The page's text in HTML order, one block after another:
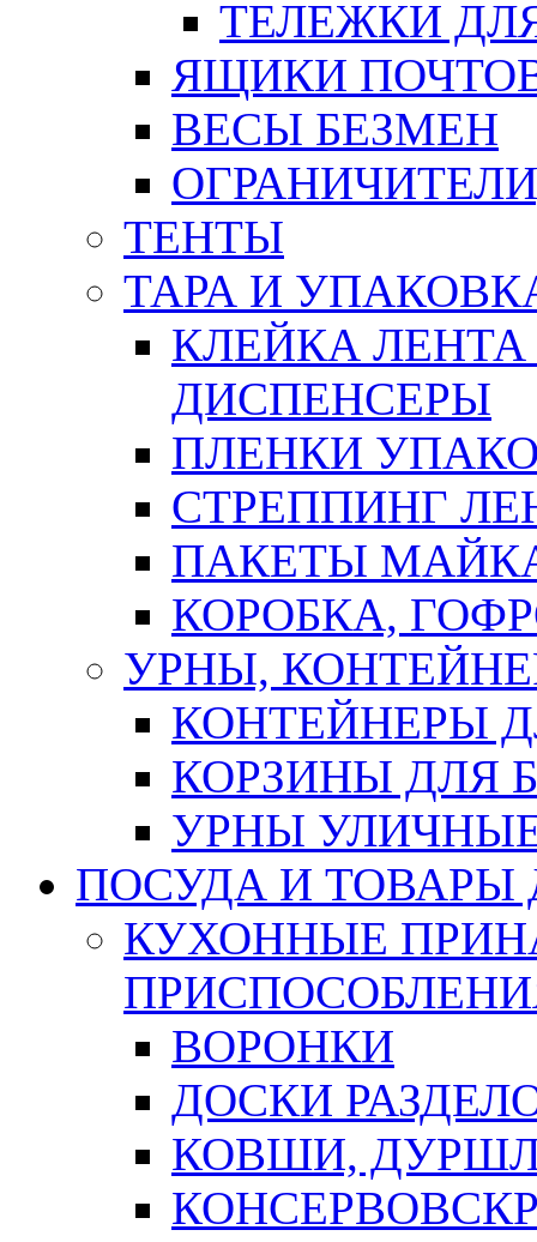
ТЕЛЕЖКИ
ЯЩИКИ
ВЕСЫ БЕЗМЕН
ТЕНТЫ
ТАРА И
КЛЕЙКА
ДИСПЕНСЕРЫ
ПЛЕНКИ
СТРЕППИНГ
ПАКЕТЫ
КОРОБКА,
УРНЫ,
КОНТЕЙНЕРЫ
КОРЗИНЫ ДЛЯ
УРНЫ
ПОСУДА И ТОВАРЫ
КУХОННЫЕ
ВОРОНКИ
ДОСКИ
КОВШИ,